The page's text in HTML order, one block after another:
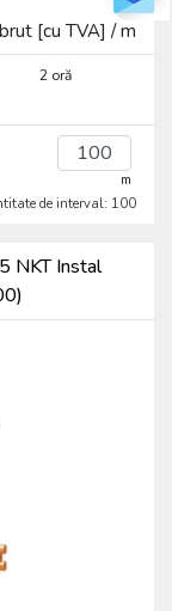
[cu TVA] / m
2 oră
m
de interval: 100
NKT Instal